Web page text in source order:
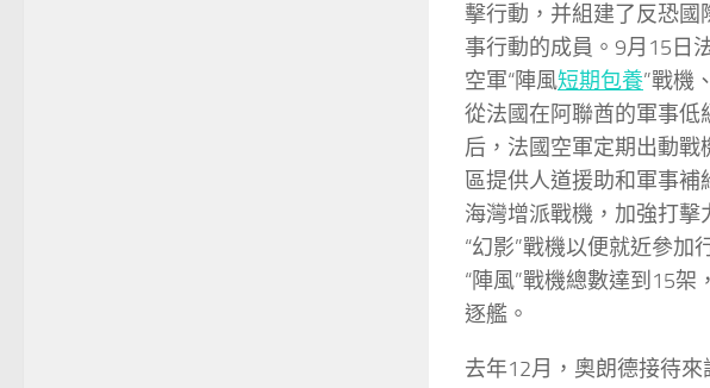
擊行動，并組建了反恐
事行動的成員。9月15日
空軍“陣風短期包養”戰機
從法國在阿聯酋的軍事
后，法國空軍定期出動
區提供人道援助和軍事
海灣增派戰機，加強打
“幻影”戰機以便就近參加
“陣風”戰機總數達到15
逐艦。
去年12月，奧朗德接待